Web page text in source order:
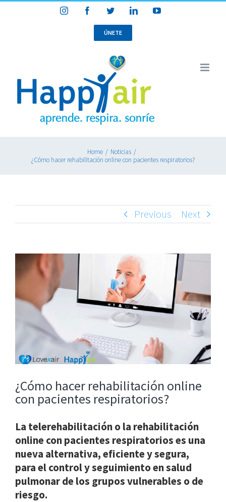
InstagramFacebookTwitterLinkedInYouTube
ÚNETE
Home / Noticias /
¿Cómo hacer rehabilitación online con pacientes respiratorios?
Previous Next
View
Larger
Image
¿Cómo hacer rehabilitación online
con pacientes respiratorios?
La telerehabilitación o la rehabilitación
online con pacientes respiratorios es una
nueva alternativa, eficiente y segura,
para el control y seguimiento en salud
pulmonar de los grupos vulnerables o de
riesgo.